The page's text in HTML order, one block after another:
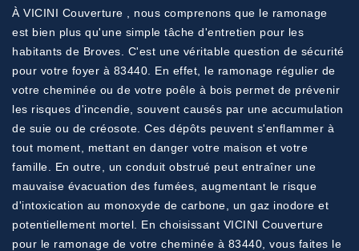
À VICINI Couverture , nous comprenons que le ramonage
est bien plus qu'une simple tâche d'entretien pour les
habitants de Broves. C'est une véritable question de sécurité
pour votre foyer à 83440. En effet, le ramonage régulier de
votre cheminée ou de votre poêle à bois permet de prévenir
les risques d'incendie, souvent causés par une accumulation
de suie ou de créosote. Ces dépôts peuvent s'enflammer à
tout moment, mettant en danger votre maison et votre
famille. En outre, un conduit obstrué peut entraîner une
mauvaise évacuation des fumées, augmentant le risque
d'intoxication au monoxyde de carbone, un gaz inodore et
potentiellement mortel. En choisissant VICINI Couverture
pour le ramonage de votre cheminée à 83440, vous faites le